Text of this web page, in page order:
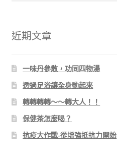
字:
近期文章
一味丹參散，功同四物湯
透過足浴讓全身動起來
轉轉轉轉～～轉大人！！
保健茶怎麼喝？
抗疫大作戰-從增強抵抗力開始